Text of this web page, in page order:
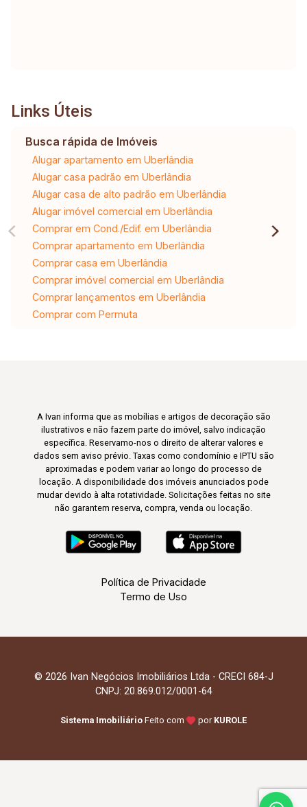
Links Úteis
Busca rápida de Imóveis
Alugar apartamento em Uberlândia
Alugar casa padrão em Uberlândia
Alugar casa de alto padrão em Uberlândia
Alugar imóvel comercial em Uberlândia
Comprar em Cond./Edif. em Uberlândia
Comprar apartamento em Uberlândia
Comprar casa em Uberlândia
Comprar imóvel comercial em Uberlândia
Comprar lançamentos em Uberlândia
Comprar com Permuta
A Ivan informa que as mobílias e artigos de decoração são
ilustrativos e não fazem parte do imóvel, salvo indicação
específica. Reservamo-nos o direito de alterar valores e
dados sem aviso prévio. Taxas como condomínio e IPTU são
aproximadas e podem variar ao longo do processo de
locação. A disponibilidade dos imóveis anunciados pode
mudar devido à alta rotatividade. Solicitações feitas no site
não garantem reserva, compra, venda ou locação.
Política de Privacidade
Termo de Uso
© 2026 Ivan Negócios Imobiliários Ltda - CRECI 684-J
CNPJ: 20.869.012/0001-64
Sistema Imobiliário Feito com por KUROLE